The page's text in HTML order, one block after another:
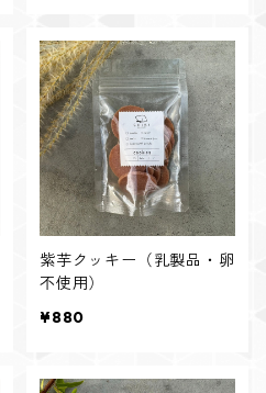
紫芋クッキー（乳製品・卵
不使用）
¥880